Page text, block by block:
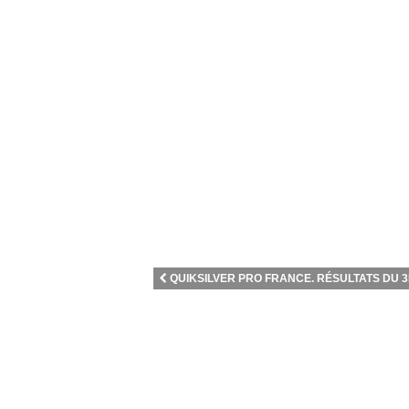
QUIKSILVER PRO FRANCE. RÉSULTATS DU